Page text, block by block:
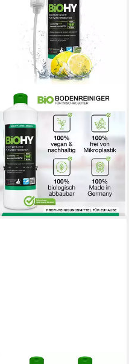
BIOHY
Bodenreiniger für
Wischroboter 1 x 1 Liter
Flasche + Dosierer
Fussbodenreiniger (1-St)
(2)
ab 18,07 €
lieferbar - in 2-3 Werktagen bei dir